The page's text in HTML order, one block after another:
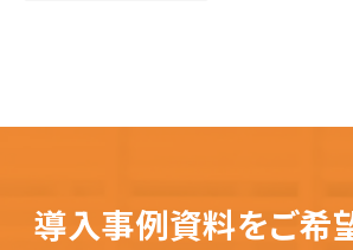
導入事例資料をご希